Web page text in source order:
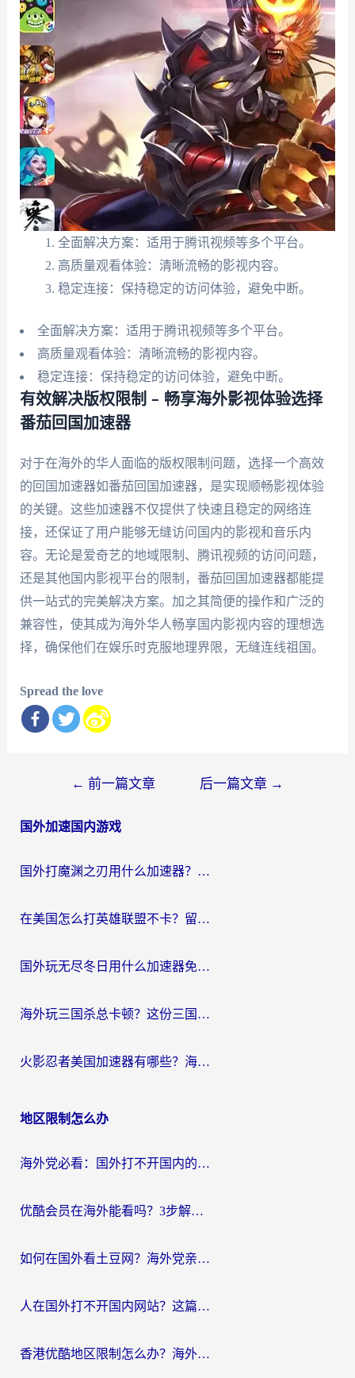
全面解决方案：适用于腾讯视频等多个平台。
高质量观看体验：清晰流畅的影视内容。
稳定连接：保持稳定的访问体验，避免中断。
全面解决方案：适用于腾讯视频等多个平台。
高质量观看体验：清晰流畅的影视内容。
稳定连接：保持稳定的访问体验，避免中断。
有效解决版权限制 – 畅享海外影视体验选择
番茄回国加速器
对于在海外的华人面临的版权限制问题，选择一个高效
的回国加速器如番茄回国加速器，是实现顺畅影视体验
的关键。这些加速器不仅提供了快速且稳定的网络连
接，还保证了用户能够无缝访问国内的影视和音乐内
容。无论是爱奇艺的地域限制、腾讯视频的访问问题，
还是其他国内影视平台的限制，番茄回国加速器都能提
供一站式的完美解决方案。加之其简便的操作和广泛的
兼容性，使其成为海外华人畅享国内影视内容的理想选
择，确保他们在娱乐时克服地理界限，无缝连线祖国。
Spread the love
导
← 前一篇文章 后一篇文章 →
国外加速国内游戏
国外打魔渊之刃用什么加速器？2026海外玩家国服游戏加速全攻略（附闪耀暖暖&复苏的魔女避坑指南）
在美国怎么打英雄联盟不卡？留学生亲测的国服游戏加速全攻略
国外玩无尽冬日用什么加速器免费？海外党国服游戏加速避坑指南
海外玩三国杀总卡顿？这份三国杀游戏加速器指南帮你告别延迟烦恼
火影忍者美国加速器有哪些？海外党亲测的国服游戏加速全攻略（含菲律宾玩三国之刃守望黎明技巧）
地区限制怎么办
海外党必看：国外打不开国内的app怎么办？3步解决你的乡愁
优酷会员在海外能看吗？3步解决海外追剧难题，附实测好用加速器推荐
如何在国外看土豆网？海外党亲测有效的追剧加速器选择指南
人在国外打不开国内网站？这篇攻略帮你无缝解锁国内资源（附交管12123使用技巧）
香港优酷地区限制怎么办？海外党亲测有效的追剧解决方案